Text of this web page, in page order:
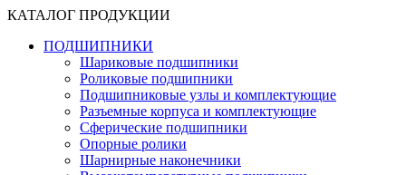
КАТАЛОГ ПРОДУКЦИИ
ПОДШИПНИКИ
Шариковые подшипники
Роликовые подшипники
Подшипниковые узлы и комплектующие
Разъемные корпуса и комплектующие
Сферические подшипники
Опорные ролики
Шарнирные наконечники